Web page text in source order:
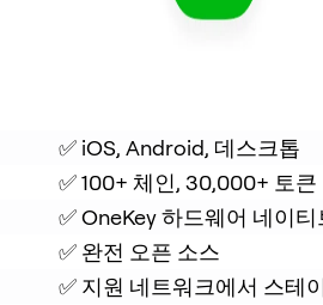
✅ iOS, Android, 데스크톱
✅ 100+ 체인, 30,000+ 토큰
✅ OneKey 하드웨어 네이
✅ 완전 오픈 소스
✅ 지원 네트워크에서 스테